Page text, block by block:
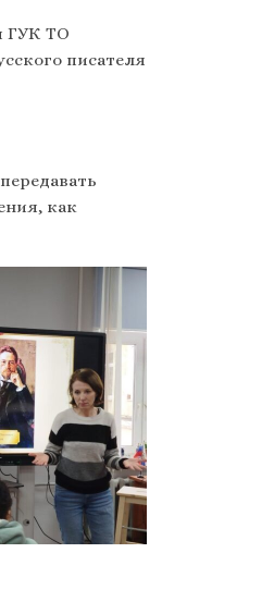
ГУК ТО
писателя
как